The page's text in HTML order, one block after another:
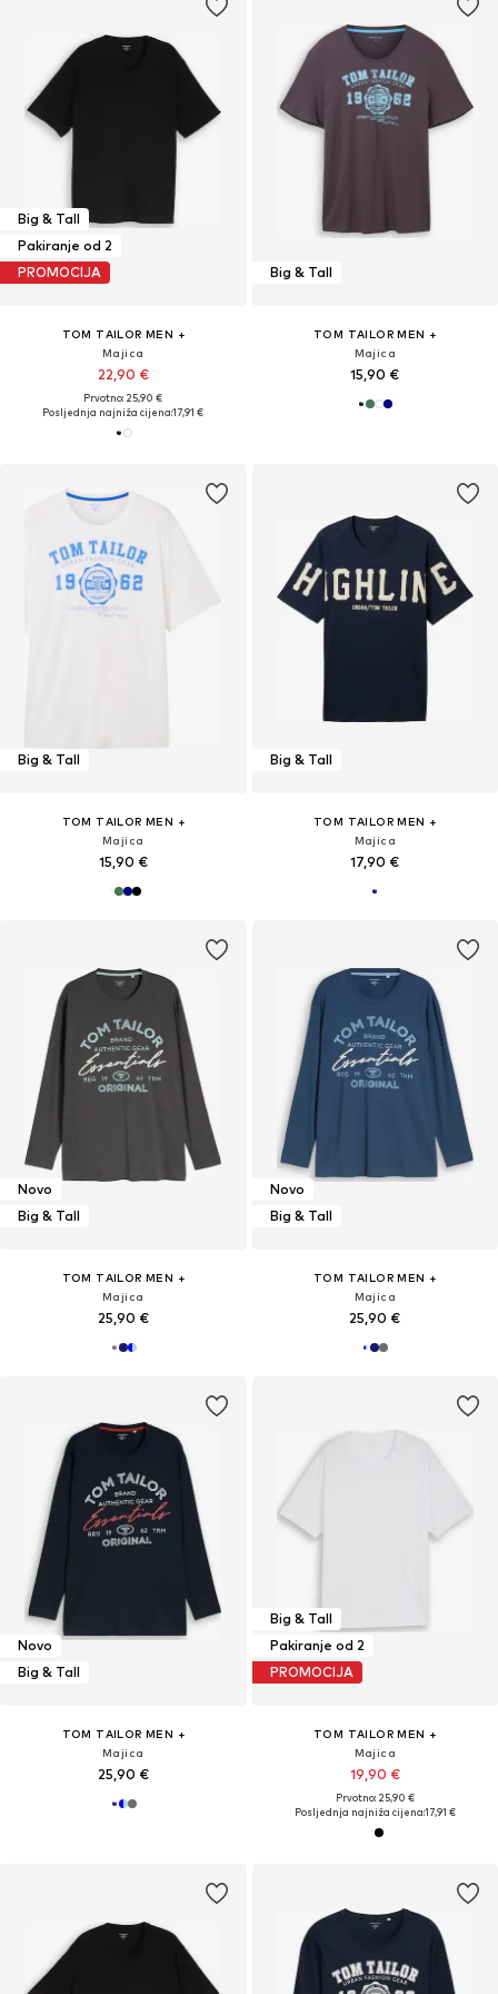
Big & Tall
Pakiranje od 2
PROMOCIJA
TOM TAILOR MEN +
Majica
22,90 €
Prvotno: 25,90 €
Posljednja najniža cijena:17,91 €
Big & Tall
TOM TAILOR MEN +
Majica
15,90 €
Big & Tall
TOM TAILOR MEN +
Majica
15,90 €
Big & Tall
TOM TAILOR MEN +
Majica
17,90 €
Novo
Big & Tall
TOM TAILOR MEN +
Majica
25,90 €
Novo
Big & Tall
TOM TAILOR MEN +
Majica
25,90 €
Novo
Big & Tall
TOM TAILOR MEN +
Majica
25,90 €
Big & Tall
Pakiranje od 2
PROMOCIJA
TOM TAILOR MEN +
Majica
19,90 €
Prvotno: 25,90 €
Posljednja najniža cijena:17,91 €